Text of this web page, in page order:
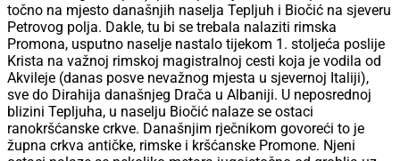
točno na mjesto današnjih naselja Tepljuh i Biočić na sjeveru
Petrovog polja. Dakle, tu bi se trebala nalaziti rimska
Promona, usputno naselje nastalo tijekom 1. stoljeća poslije
Krista na važnoj rimskoj magistralnoj cesti koja je vodila od
Akvileje (danas posve nevažnog mjesta u sjevernoj Italiji),
sve do Dirahija današnjeg Drača u Albaniji. U neposrednoj
blizini Tepljuha, u naselju Biočić nalaze se ostaci
ranokršćanske crkve. Današnjim rječnikom govoreći to je
župna crkva antičke, rimske i kršćanske Promone. Njeni